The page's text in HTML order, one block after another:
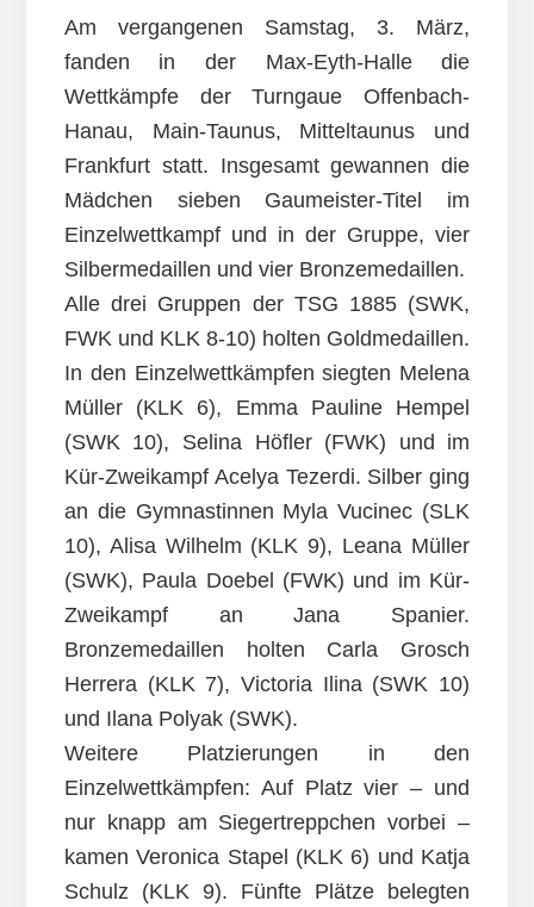
Am vergangenen Samstag, 3. März,
fanden in der Max-Eyth-Halle die
Wettkämpfe der Turngaue Offenbach-
Hanau, Main-Taunus, Mitteltaunus und
Frankfurt statt. Insgesamt gewannen die
Mädchen sieben Gaumeister-Titel im
Einzelwettkampf und in der Gruppe, vier
Silbermedaillen und vier Bronzemedaillen.
Alle drei Gruppen der TSG 1885 (SWK,
FWK und KLK 8-10) holten Goldmedaillen.
In den Einzelwettkämpfen siegten Melena
Müller (KLK 6), Emma Pauline Hempel
(SWK 10), Selina Höfler (FWK) und im
Kür-Zweikampf Acelya Tezerdi. Silber ging
an die Gymnastinnen Myla Vucinec (SLK
10), Alisa Wilhelm (KLK 9), Leana Müller
(SWK), Paula Doebel (FWK) und im Kür-
Zweikampf an Jana Spanier.
Bronzemedaillen holten Carla Grosch
Herrera (KLK 7), Victoria Ilina (SWK 10)
und Ilana Polyak (SWK).
Weitere Platzierungen in den
Einzelwettkämpfen: Auf Platz vier – und
nur knapp am Siegertreppchen vorbei –
kamen Veronica Stapel (KLK 6) und Katja
Schulz (KLK 9). Fünfte Plätze belegten